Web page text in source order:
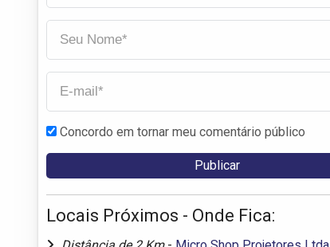
Concordo em tornar meu comentário público
Locais Próximos - Onde Fica: